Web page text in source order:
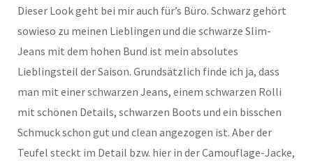
Dieser Look geht bei mir auch für’s Büro. Schwarz gehört
sowieso zu meinen Lieblingen und die schwarze Slim-
Jeans mit dem hohen Bund ist mein absolutes
Lieblingsteil der Saison. Grundsätzlich finde ich ja, dass
man mit einer schwarzen Jeans, einem schwarzen Rolli
mit schönen Details, schwarzen Boots und ein bisschen
Schmuck schon gut und clean angezogen ist. Aber der
Teufel steckt im Detail bzw. hier in der Camouflage-Jacke,